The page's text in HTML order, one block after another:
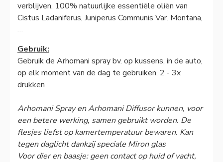
verblijven. 100% natuurlijke essentiële oliën van
Cistus Ladaniferus, Juniperus Communis Var. Montana,
…
Gebruik:
Gebruik de Arhomani spray bv. op kussens, in de auto,
op elk moment van de dag te gebruiken. 2 - 3x
drukken
Arhomani Spray en Arhomani Diffusor kunnen, voor
een betere werking, samen gebruikt worden. De
flesjes liefst op kamertemperatuur bewaren. Kan
tegen daglicht dankzij speciale Miron glas
Voor dier en baasje: geen contact op huid of vacht,